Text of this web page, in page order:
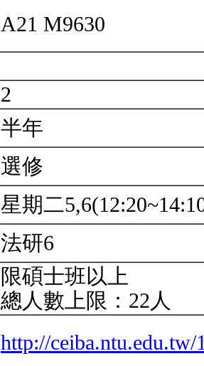
A21 M9630
2
半年
選修
星期二
法研6
限碩士班以上
總人數上限：22人
http://